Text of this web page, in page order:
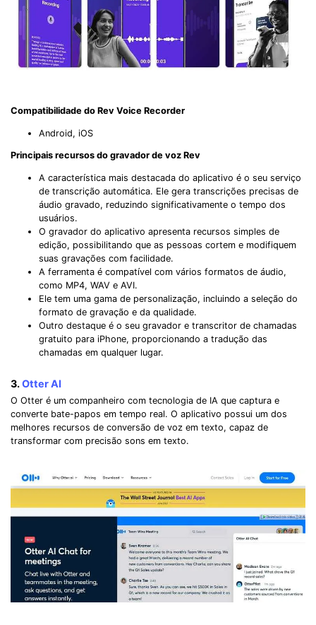
Compatibilidade do Rev Voice Recorder
Android, iOS
Principais recursos do gravador de voz Rev
A característica mais destacada do aplicativo é o seu serviço
de transcrição automática. Ele gera transcrições precisas de
áudio gravado, reduzindo significativamente o tempo dos
usuários.
O gravador do aplicativo apresenta recursos simples de
edição, possibilitando que as pessoas cortem e modifiquem
suas gravações com facilidade.
A ferramenta é compatível com vários formatos de áudio,
como MP4, WAV e AVI.
Ele tem uma gama de personalização, incluindo a seleção do
formato de gravação e da qualidade.
Outro destaque é o seu gravador e transcritor de chamadas
gratuito para iPhone, proporcionando a tradução das
chamadas em qualquer lugar.
3.Otter AI
O Otter é um companheiro com tecnologia de IA que captura e
converte bate-papos em tempo real. O aplicativo possui um dos
melhores recursos de conversão de voz em texto, capaz de
transformar com precisão sons em texto.